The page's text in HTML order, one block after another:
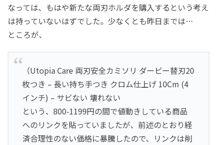
なっては、もはや新たな両刃ホルダを購入するという考え
は持っていないはずでした。少なくとも昨日までは…
ところが、
（Utopia Care 両刃安全カミソリ ダービー替刃20
枚つき – 長い持ち手つき クロム仕上げ 10Cm (4
インチ) – サビない 壊れない
という、800-1199円の間で値動きしている商品
へのリンクを貼っていましたが、前述のとおり経
済合理性のない価格に暴騰したので、リンクは削